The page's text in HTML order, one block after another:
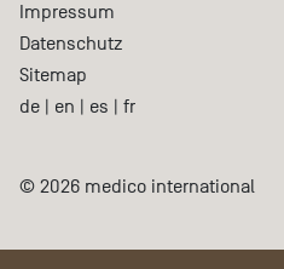
Impressum
Datenschutz
Sitemap
de | en | es | fr
© 2026 medico international